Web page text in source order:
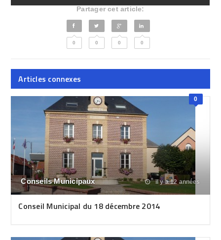
Partager cet article:
0 0 0 0
Articles connexes
0
Conseils Municipaux il y a 12 années
Conseil Municipal du 18 décembre 2014